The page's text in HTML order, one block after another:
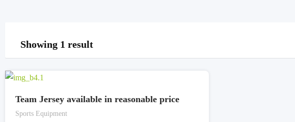
Showing 1 result
Team Jersey available in reasonable price
Sports Equipment